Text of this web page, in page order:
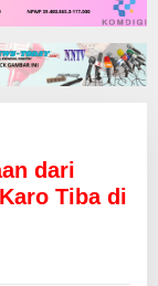
dari
Tiba di